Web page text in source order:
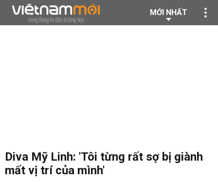
MỚI NHẤT
Diva Mỹ Linh: 'Tôi từng rất sợ bị giành
mất vị trí của mình'